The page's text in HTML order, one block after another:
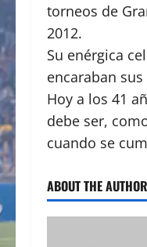
torneos de
2012.
Su enérgica
encaraban
Hoy a los 41
debe ser,
cuando se
ABOUT THE AUTHOR